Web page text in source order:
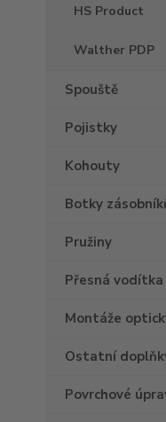
HS Product
Walther PDP
Spouště
Pojistky
Kohouty
Botky
Pružiny
Přesná
Montáže
Ostatní
Povrchové